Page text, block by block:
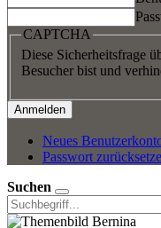
CAPTCHA
Diese Sicherheitsfrage
Besucher bist und
Neues
Passwort
Suchen